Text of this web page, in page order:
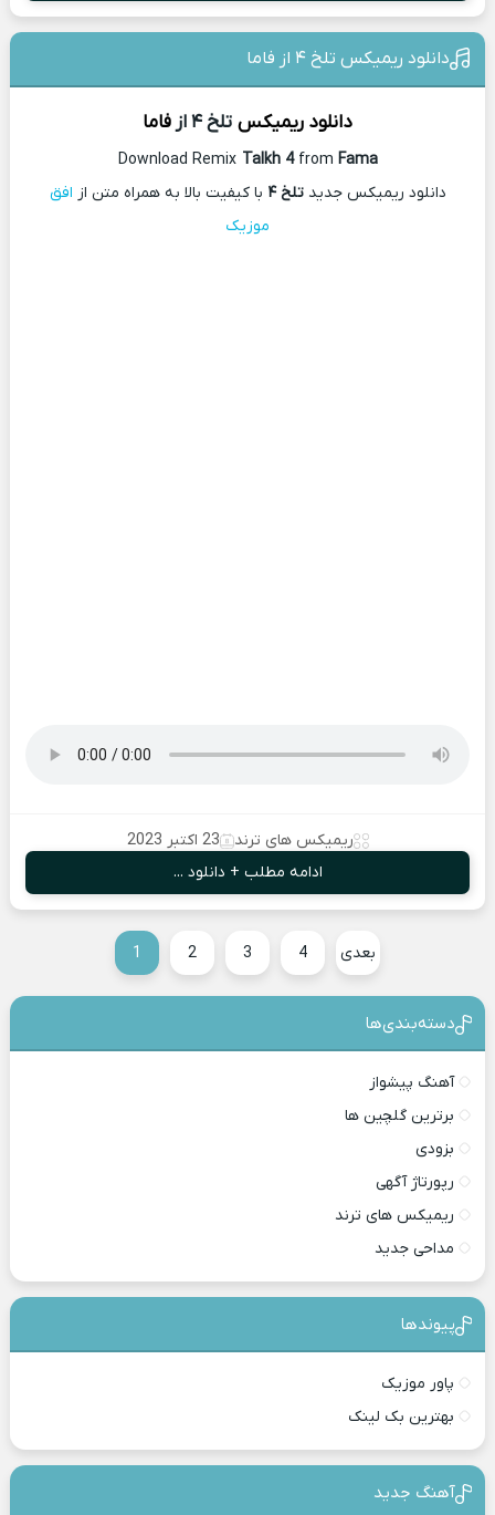
دانلود ریمیکس تلخ ۴ از فاما
دانلود ریمیکس تلخ ۴ از فاما
Download Remix Talkh 4from Fama
دانلود ریمیکس جدیدتلخ ۴ با کیفیت بالا به همراه متن از افق
موزیک
ریمیکس های ترند
23 اکتبر 2023
ادامه مطلب + دانلود ...
1 2 3 4 بعدی
دسته‌بندی‎‌‌ها
آهنگ پیشواز
برترین گلچین ها
بزودی
رپورتاژ آگهی
ریمیکس های ترند
مداحی جدید
پیوندها
پاور موزیک
بهترین بک لینک
آهنگ جدید